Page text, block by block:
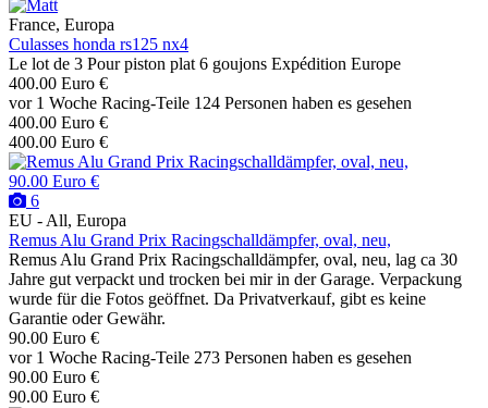
France, Europa
Culasses honda rs125 nx4
Le lot de 3 Pour piston plat 6 goujons Expédition Europe
400.00 Euro €
vor 1 Woche Racing-Teile 124 Personen haben es gesehen
400.00 Euro €
400.00 Euro €
90.00 Euro €
6
EU - All, Europa
Remus Alu Grand Prix Racingschalldämpfer, oval, neu,
Remus Alu Grand Prix Racingschalldämpfer, oval, neu, lag ca 30
Jahre gut verpackt und trocken bei mir in der Garage. Verpackung
wurde für die Fotos geöffnet. Da Privatverkauf, gibt es keine
Garantie oder Gewähr.
90.00 Euro €
vor 1 Woche Racing-Teile 273 Personen haben es gesehen
90.00 Euro €
90.00 Euro €